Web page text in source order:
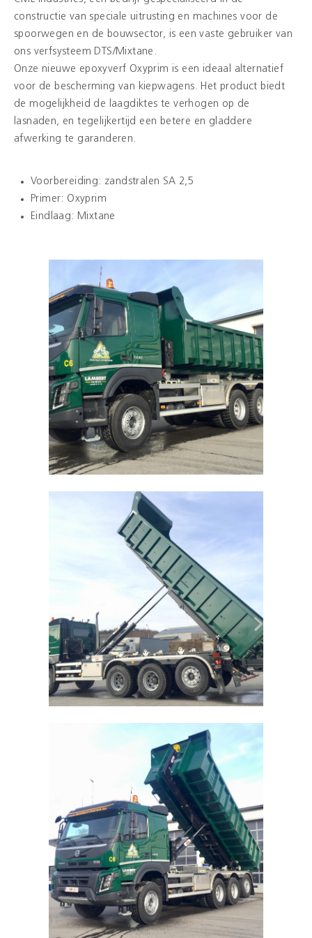
constructie van speciale uitrusting en machines voor de
spoorwegen en de bouwsector, is een vaste gebruiker van
ons verfsysteem DTS/Mixtane.
Onze nieuwe epoxyverf Oxyprim is een ideaal alternatief
voor de bescherming van kiepwagens. Het product biedt
de mogelijkheid de laagdiktes te verhogen op de
lasnaden, en tegelijkertijd een betere en gladdere
afwerking te garanderen.
Voorbereiding: zandstralen SA 2,5
Primer: Oxyprim
Eindlaag: Mixtane
Kleuren
Contact
Aalterpaint
NL